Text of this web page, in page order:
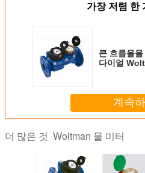
가장 저렴 한
큰 흐름율
다이얼
계속
더 많은 것 Woltman 물 미터